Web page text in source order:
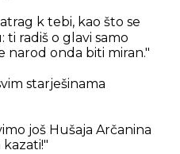
k tebi, kao što se
ti radiš o glavi samo
narod onda biti miran."
starješinama
još Hušaja Arčanina